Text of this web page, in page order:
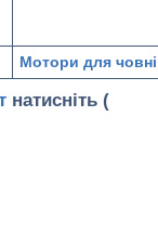
Мотори для
натисніть (